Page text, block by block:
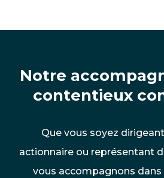
Notre
contentieux
Que vous soyez
actionnaire ou représentant
vous accompagnons dans